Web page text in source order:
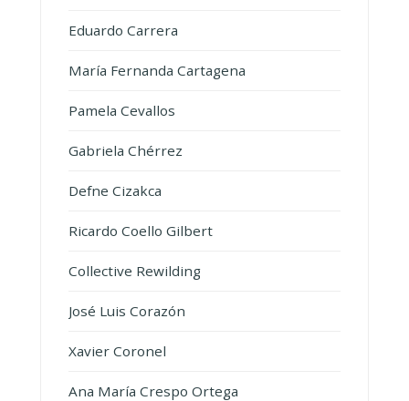
Eduardo Carrera
María Fernanda Cartagena
Pamela Cevallos
Gabriela Chérrez
Defne Cizakca
Ricardo Coello Gilbert
Collective Rewilding
José Luis Corazón
Xavier Coronel
Ana María Crespo Ortega